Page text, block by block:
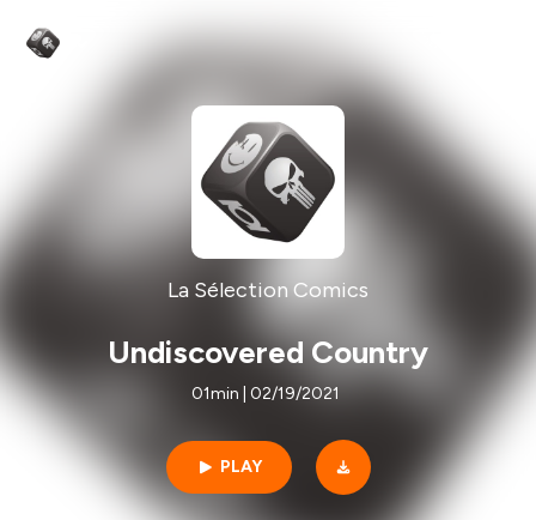
La Sélection Comics
Undiscovered Country
01min | 02/19/2021
PLAY